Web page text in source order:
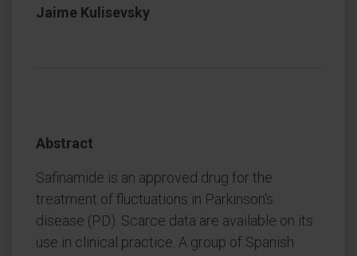
Jaime Kulisevsky
Abstract
Safinamide is an approved drug for the
treatment of fluctuations in Parkinson's
disease (PD). Scarce data are available on its
use in clinical practice. A group of Spanish